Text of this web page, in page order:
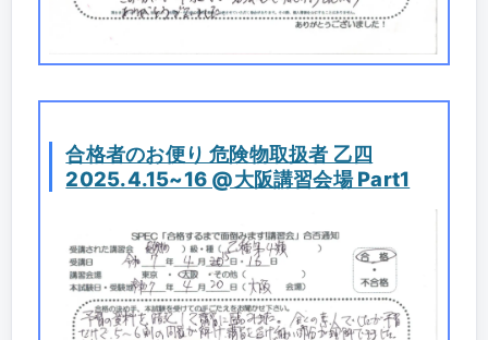
合格者のお便り 危険物取扱者 乙四
2025.4.15~16 @大阪講習会場 Part1